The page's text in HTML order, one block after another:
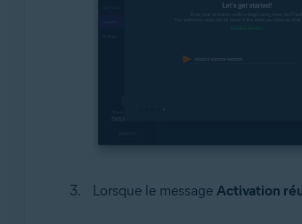
Lorsque le message Activation